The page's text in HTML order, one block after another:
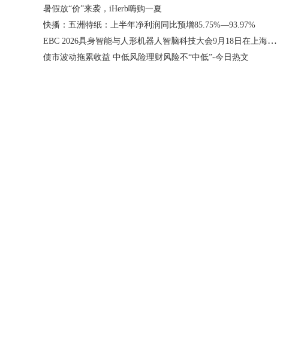
暑假放“价”来袭，iHerb嗨购一夏
快播：五洲特纸：上半年净利润同比预增85.75%—93.97%
EBC 2026具身智能与人形机器人智脑科技大会9月18日在上海盛大开幕！
债市波动拖累收益 中低风险理财风险不“中低”-今日热文